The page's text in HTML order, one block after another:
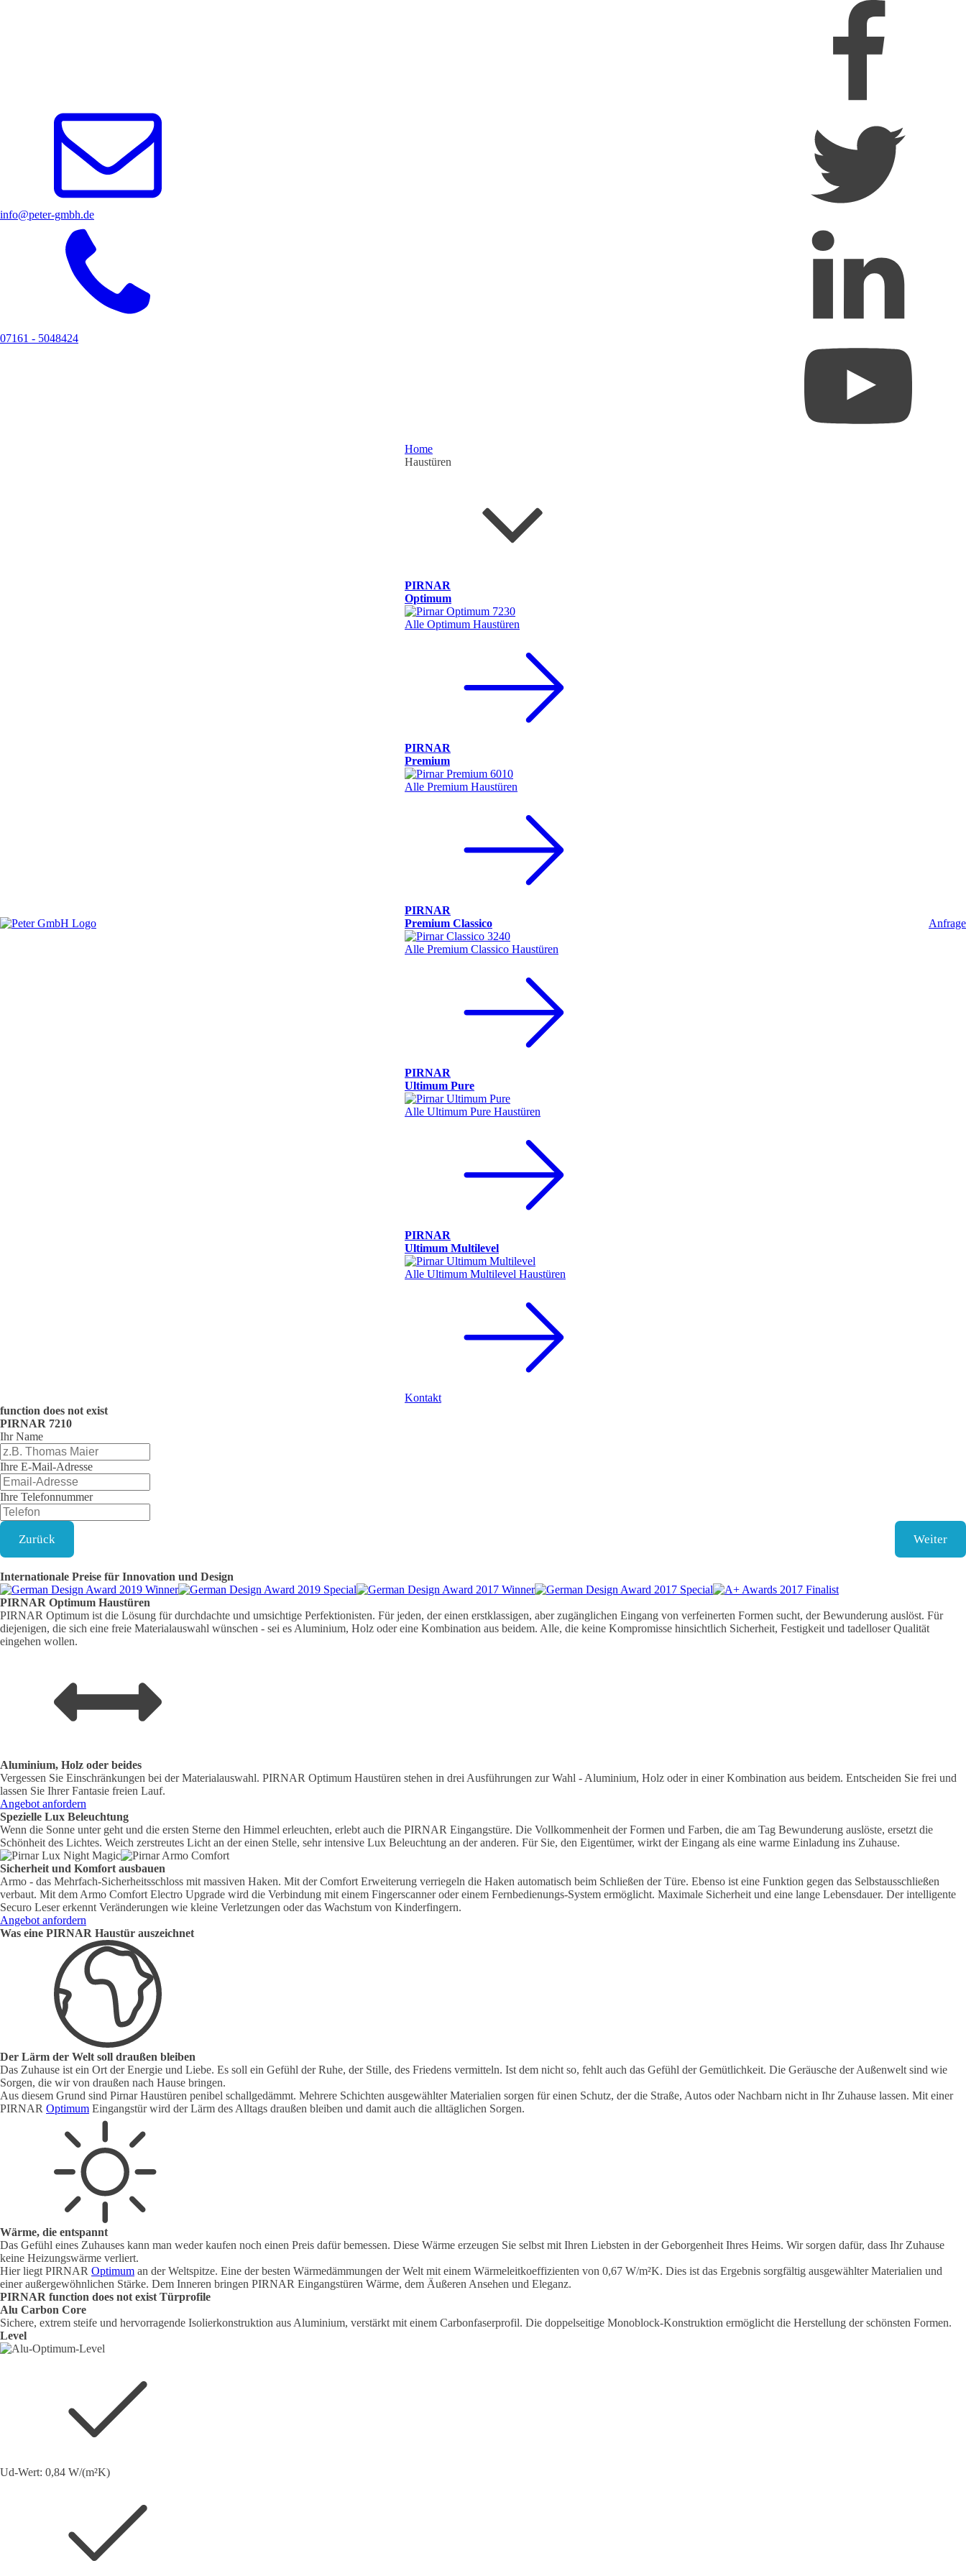
info@peter-gmbh.de
07161 - 5048424
Home
Haustüren
PIRNAR
Optimum
Alle Optimum Haustüren
PIRNAR
Premium
Alle Premium Haustüren
PIRNAR
Premium Classico
Alle Premium Classico Haustüren
PIRNAR
Ultimum Pure
Alle Ultimum Pure Haustüren
PIRNAR
Ultimum Multilevel
Alle Ultimum Multilevel Haustüren
Kontakt
Anfrage
function does not exist
PIRNAR 7210
Ihr Name
Ihre E-Mail-Adresse
Ihre Telefonnummer
Zurück Weiter
Internationale Preise für Innovation und Design
PIRNAR Optimum Haustüren
PIRNAR Optimum ist die Lösung für durchdachte und umsichtige Perfektionisten. Für jeden, der einen erstklassigen, aber zugänglichen Eingang von verfeinerten Formen sucht, der Bewunderung auslöst. Für
diejenigen, die sich eine freie Materialauswahl wünschen - sei es Aluminium, Holz oder eine Kombination aus beidem. Alle, die keine Kompromisse hinsichtlich Sicherheit, Festigkeit und tadelloser Qualität
eingehen wollen.
Aluminium, Holz oder beides
Vergessen Sie Einschränkungen bei der Materialauswahl. PIRNAR Optimum Haustüren stehen in drei Ausführungen zur Wahl - Aluminium, Holz oder in einer Kombination aus beidem. Entscheiden Sie frei und
lassen Sie Ihrer Fantasie freien Lauf.
Angebot anfordern
Spezielle Lux Beleuchtung
Wenn die Sonne unter geht und die ersten Sterne den Himmel erleuchten, erlebt auch die PIRNAR Eingangstüre. Die Vollkommenheit der Formen und Farben, die am Tag Bewunderung auslöste, ersetzt die
Schönheit des Lichtes. Weich zerstreutes Licht an der einen Stelle, sehr intensive Lux Beleuchtung an der anderen. Für Sie, den Eigentümer, wirkt der Eingang als eine warme Einladung ins Zuhause.
Sicherheit und Komfort ausbauen
Armo - das Mehrfach-Sicherheitsschloss mit massiven Haken. Mit der Comfort Erweiterung verriegeln die Haken automatisch beim Schließen der Türe. Ebenso ist eine Funktion gegen das Selbstausschließen
verbaut. Mit dem Armo Comfort Electro Upgrade wird die Verbindung mit einem Fingerscanner oder einem Fernbedienungs-System ermöglicht. Maximale Sicherheit und eine lange Lebensdauer. Der intelligente
Securo Leser erkennt Veränderungen wie kleine Verletzungen oder das Wachstum von Kinderfingern.
Angebot anfordern
Was eine PIRNAR Haustür auszeichnet
Der Lärm der Welt soll draußen bleiben
Das Zuhause ist ein Ort der Energie und Liebe. Es soll ein Gefühl der Ruhe, der Stille, des Friedens vermitteln. Ist dem nicht so, fehlt auch das Gefühl der Gemütlichkeit. Die Geräusche der Außenwelt sind wie
Sorgen, die wir von draußen nach Hause bringen.
Aus diesem Grund sind Pirnar Haustüren penibel schallgedämmt. Mehrere Schichten ausgewählter Materialien sorgen für einen Schutz, der die Straße, Autos oder Nachbarn nicht in Ihr Zuhause lassen. Mit einer
PIRNAR Optimum Eingangstür wird der Lärm des Alltags draußen bleiben und damit auch die alltäglichen Sorgen.
Wärme, die entspannt
Das Gefühl eines Zuhauses kann man weder kaufen noch einen Preis dafür bemessen. Diese Wärme erzeugen Sie selbst mit Ihren Liebsten in der Geborgenheit Ihres Heims. Wir sorgen dafür, dass Ihr Zuhause
keine Heizungswärme verliert.
Hier liegt PIRNAR Optimum an der Weltspitze. Eine der besten Wärmedämmungen der Welt mit einem Wärmeleitkoeffizienten von 0,67 W/m²K. Dies ist das Ergebnis sorgfältig ausgewählter Materialien und
einer außergewöhnlichen Stärke. Dem Inneren bringen PIRNAR Eingangstüren Wärme, dem Äußeren Ansehen und Eleganz.
PIRNAR function does not exist Türprofile
Alu Carbon Core
Sichere, extrem steife und hervorragende Isolierkonstruktion aus Aluminium, verstärkt mit einem Carbonfaserprofil. Die doppelseitige Monoblock-Konstruktion ermöglicht die Herstellung der schönsten Formen.
Level
Ud-Wert: 0,84 W/(m²K)